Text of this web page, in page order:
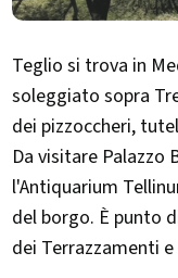
Teglio si trova in
soleggiato sopra
dei pizzoccheri,
Da visitare Palazzo
l'Antiquarium
del borgo. È punto
dei Terrazzamenti